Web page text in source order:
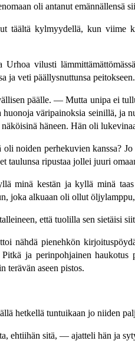
oli antanut emännällensä
täältä kylmyydellä, kun viime
vilusti
ja veti päällysnuttunsa
päälle. — Mutta unipa ei
väripainoksia seinillä, ja
häneen. Hän oli
noiden perhekuvien kanssa?
taulunsa ripustaa jollei juuri
kestän ja kyllä minä taas
joka alkuaan oli ollut
että tuolilla sen sietäisi
nähdä pienehkön
ja perinpohjainen
terävän aseen pistos.
hetkellä tuntuikaan jo niiden
ehtiihän sitä, — ajatteli hän ja